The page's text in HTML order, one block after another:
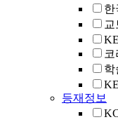
한
학
등재정보